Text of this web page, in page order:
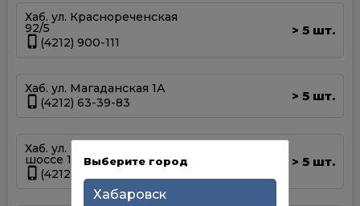
Хаб. ул. Краснореченская
92/5
(4212) 900-111
> 5 шт.
Хаб. ул. Магаданская 1А
(4212) 63-39-83
> 5 шт.
Хаб. ул. Матвеевское
шоссе 13А
(4212) 69-93-93
> 5 шт.
Выберите город
Хабаровск